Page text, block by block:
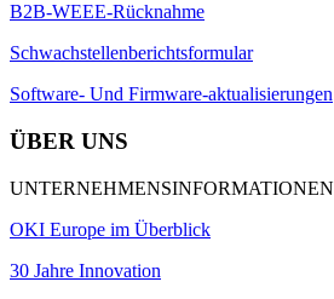
B2B-WEEE-Rücknahme
Schwachstellenberichtsformular
Software- Und Firmware-aktualisierungen
ÜBER UNS
UNTERNEHMENSINFORMATIONEN
OKI Europe im Überblick
30 Jahre Innovation